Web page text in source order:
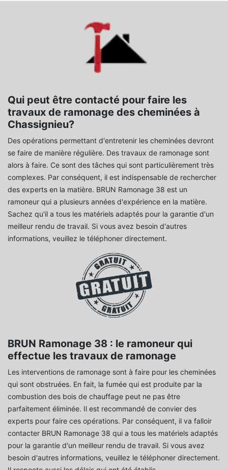
Qui peut être contacté pour faire les
travaux de ramonage des cheminées à
Chassignieu?
Des opérations permettant d'entretenir les cheminées devront
se faire de manière régulière. Des travaux de ramonage sont
alors à faire. Ce sont des tâches qui sont particulièrement très
complexes. Par conséquent, il est indispensable de rechercher
des experts en la matière. BRUN Ramonage 38 est un
ramoneur qui a plusieurs années d'expérience en la matière.
Sachez qu'il a tous les matériels adaptés pour la garantie d'un
meilleur rendu de travail. Si vous avez besoin d'autres
informations, veuillez le téléphoner directement.
BRUN Ramonage 38 : le ramoneur qui
effectue les travaux de ramonage
Les interventions de ramonage sont à faire pour les cheminées
qui sont obstruées. En fait, la fumée qui est produite par la
combustion des bois de chauffage peut ne pas être
parfaitement éliminée. Il est recommandé de convier des
experts pour faire ces opérations. Par conséquent, il va falloir
contacter BRUN Ramonage 38 qui a tous les matériels adaptés
pour la garantie d'un meilleur rendu de travail. Si vous avez
besoin d'autres informations, veuillez le téléphoner directement.